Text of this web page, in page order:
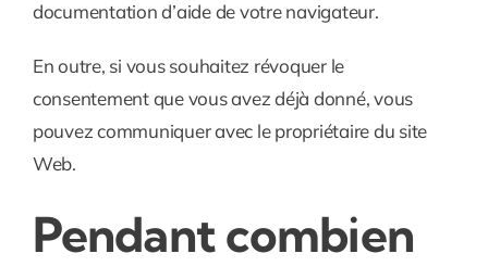
documentation d’aide de votre navigateur.
En outre, si vous souhaitez révoquer le
consentement que vous avez déjà donné, vous
pouvez communiquer avec le propriétaire du site
Web.
Pendant combien